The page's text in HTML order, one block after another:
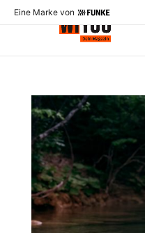
Eine Marke von